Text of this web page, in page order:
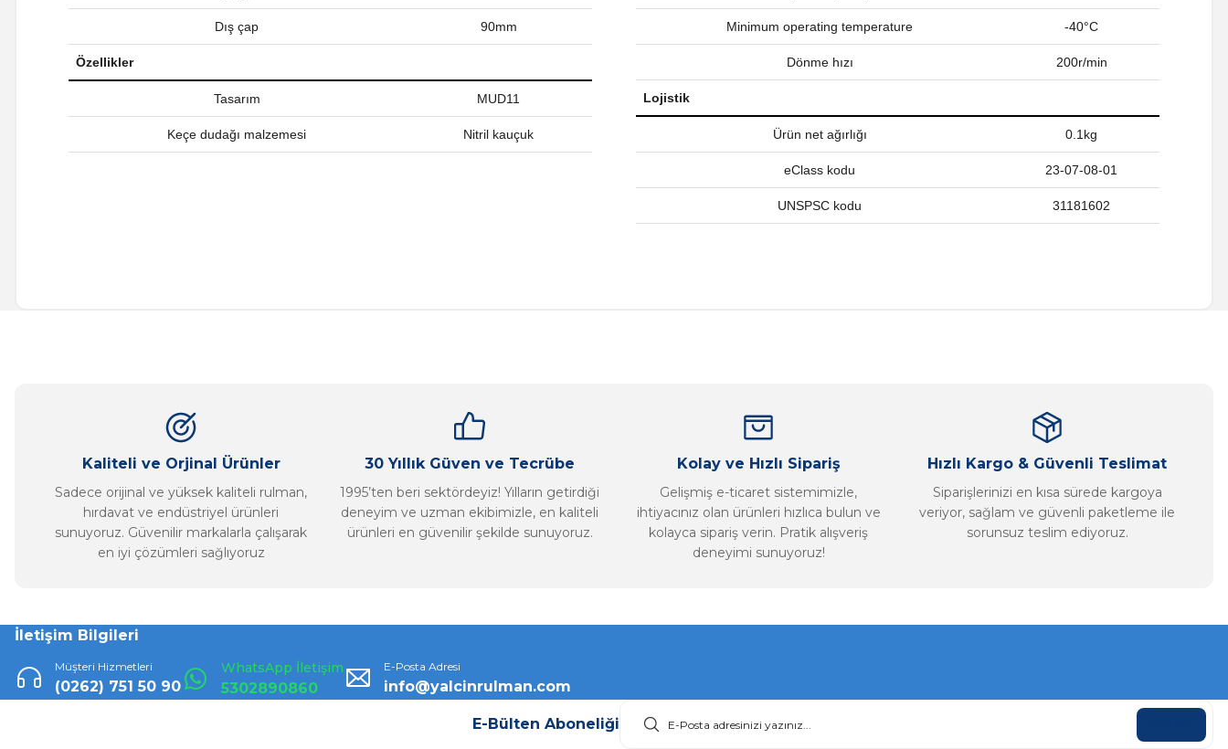
Dış çap 90mm
Özellikler
Tasarım MUD11
Keçe dudağı malzemesi Nitril kauçuk
Minimum operating temperature -40°C
Dönme hızı 200r/min
Lojistik
Ürün net ağırlığı 0.1kg
eClass kodu 23-07-08-01
UNSPSC kodu 31181602
Ürün fiyatı diğer sitelerden daha pahalı.
Bu ürüne benzer farklı alternatifler olmalı.
Kaliteli ve Orjinal Ürünler
Sadece orijinal ve yüksek kaliteli rulman,
hırdavat ve endüstriyel ürünleri
sunuyoruz. Güvenilir markalarla çalışarak
en iyi çözümleri sağlıyoruz
30 Yıllık Güven ve Tecrübe
1995’ten beri sektördeyiz! Yılların getirdiği
deneyim ve uzman ekibimizle, en kaliteli
ürünleri en güvenilir şekilde sunuyoruz.
Kolay ve Hızlı Sipariş
Gelişmiş e-ticaret sistemimizle,
ihtiyacınız olan ürünleri hızlıca bulun ve
kolayca sipariş verin. Pratik alışveriş
deneyimi sunuyoruz!
Hızlı Kargo & Güvenli Teslimat
Siparişlerinizi en kısa sürede kargoya
veriyor, sağlam ve güvenli paketleme ile
sorunsuz teslim ediyoruz.
İletişim Bilgileri
Müşteri Hizmetleri
(0262) 751 50 90
WhatsApp İletişim
5302890860
E-Posta Adresi
info@yalcinrulman.com
E-Bülten Aboneliği